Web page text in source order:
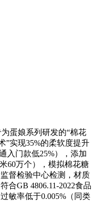
为蛋娘系列研发的“棉花
”实现35%的柔软度提升
入门款低25%），添加
60万个），模拟棉花糖
督检验中心检测，材质
合GB 4806.11-2022食品
敏率低于0.005%（同类